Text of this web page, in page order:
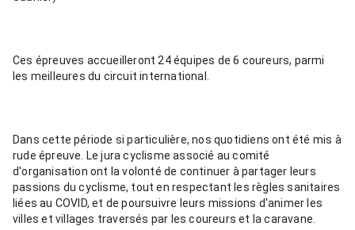
Ces épreuves accueilleront 24 équipes de 6 coureurs, parmi
les meilleures du circuit international.
Dans cette période si particulière, nos quotidiens ont été mis à
rude épreuve. Le jura cyclisme associé au comité
d'organisation ont la volonté de continuer à partager leurs
passions du cyclisme, tout en respectant les règles sanitaires
liées au COVID, et de poursuivre leurs missions d'animer les
villes et villages traversés par les coureurs et la caravane.